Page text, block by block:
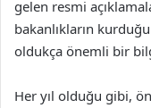
gelen resmi
bakanlıkların
oldukça önemli bir
Her yıl olduğu gibi,